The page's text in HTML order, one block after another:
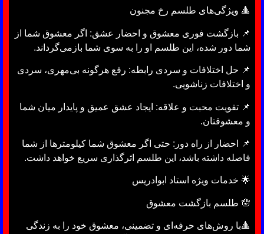
🔺 ویژگی‌های طلسم رخ مجنون
📌 بازگشت فوری معشوق و احضار عشق: اگر معشوق شما از
شما دور شده، این طلسم او را به سوی شما بازمی‌گرداند.
📌 حل اختلافات و سردی رابطه: رفع هرگونه بی‌مهری، سردی
و اختلافات زناشویی.
📌 تقویت محبت و علاقه: ایجاد عشق عمیق و پایدار میان شما
و معشوقتان.
📌 احضار از راه دور: حتی اگر معشوق شما کیلومترها از شما
فاصله داشته باشد، این طلسم اثرگذاری سریع خواهد داشت.
🌟 خدمات ویژه استاد ابوادریس
🪬 طلسم بازگشت معشوق
🔺با روش‌های حرفه‌ای و تضمینی، معشوق خود را به زندگی